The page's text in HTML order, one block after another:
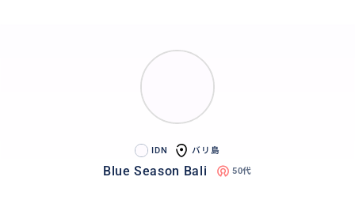
察でき、まるで水族館の中にいるような体験が広がり
シュノーケリングではウェットスーツを着用するため
自然な浮力があり、初めての方でも安心して海に浮か
ぶことができます。さらに、浮力に不安がある方には
ライフジャケットのご用意も可能ですので、無理なく
IDN バリ島
Blue Season Bali 50代